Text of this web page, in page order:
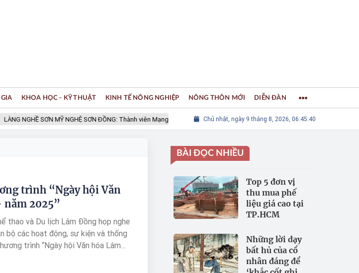
NGHỀ SƠN MỸ NGHỆ SƠN ĐỒNG: Thành viên Mạng lưới các Thành phố Thủ công sáng tạo Thế giới
Chủ nhật, ngày 9 tháng 8, 2026, 06:45:41
KHOA HỌC - KỸ THUẬT KINH TẾ NÔNG NGHIỆP NÔNG THÔN MỚI DIỄN ĐÀN
trình “Ngày hội Văn
2025”
thao và Du lịch Lâm Đồng họp nghe
các hoạt động, sự kiện và thống
trình “Ngày hội Văn hóa Lâm
đồng chí Nguyễn Thị Bích Ngọc -
BÀI ĐỌC NHIỀU
Top 5 đơn vị
thu mua phế
liệu giá cao tại
TP.HCM
Những lời dạy
bất hủ của cổ
nhân đáng để